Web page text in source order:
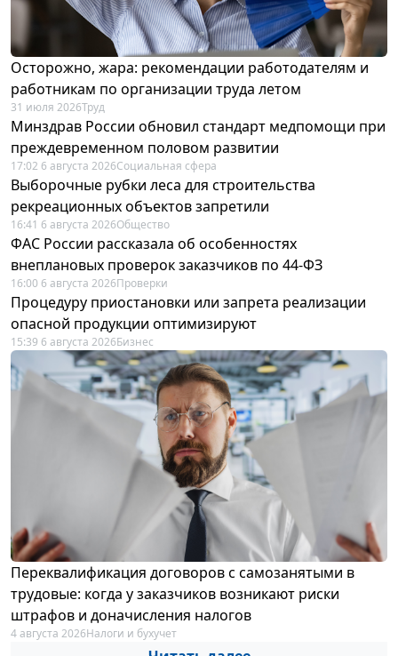
Осторожно, жара: рекомендации работодателям и
работникам по организации труда летом
31 июля 2026Труд
Минздрав России обновил стандарт медпомощи при
преждевременном половом развитии
17:02 6 августа 2026Социальная сфера
Выборочные рубки леса для строительства
рекреационных объектов запретили
16:41 6 августа 2026Общество
ФАС России рассказала об особенностях
внеплановых проверок заказчиков по 44-ФЗ
16:00 6 августа 2026Проверки
Процедуру приостановки или запрета реализации
опасной продукции оптимизируют
15:39 6 августа 2026Бизнес
Переквалификация договоров с самозанятыми в
трудовые: когда у заказчиков возникают риски
штрафов и доначисления налогов
4 августа 2026Налоги и бухучет